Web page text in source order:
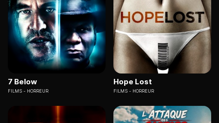
7 Below
FILMS HORREUR
Hope Lost
FILMS HORREUR